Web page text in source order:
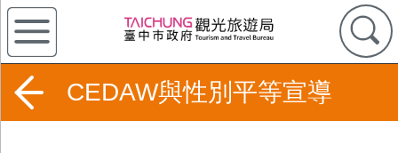
CEDAW與性別平等宣導